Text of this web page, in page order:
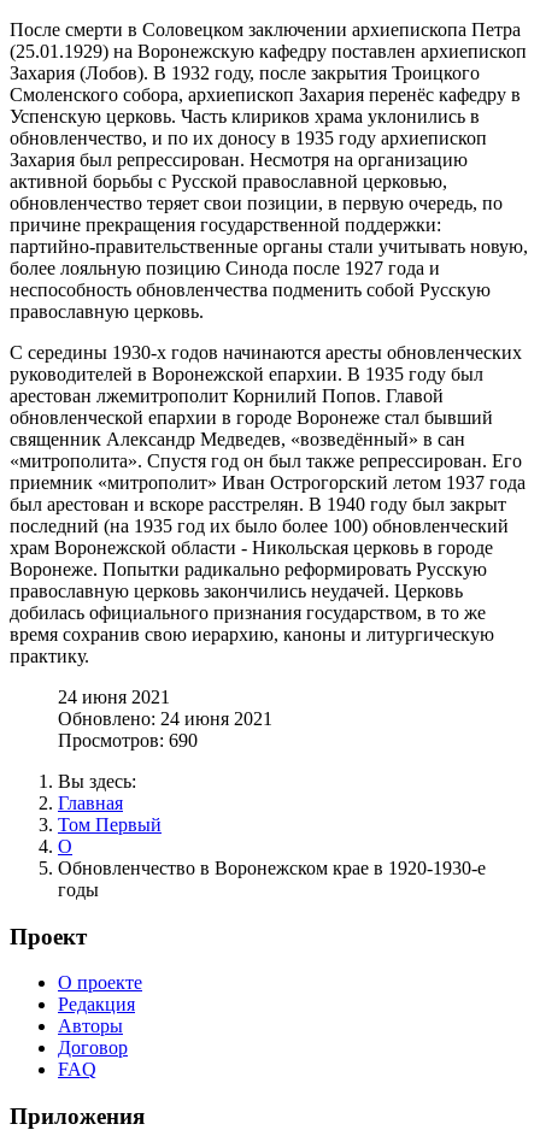
После смерти в Соловецком заключении архиепископа Петра
(25.01.1929) на Воронежскую кафедру поставлен архиепископ
Захария (Лобов). В 1932 году, после закрытия Троицкого
Смоленского собора, архиепископ Захария перенёс кафедру в
Успенскую церковь. Часть клириков храма уклонились в
обновленчество, и по их доносу в 1935 году архиепископ
Захария был репрессирован. Несмотря на организацию
активной борьбы с Русской православной церковью,
обновленчество теряет свои позиции, в первую очередь, по
причине прекращения государственной поддержки:
партийно-правительственные органы стали учитывать новую,
более лояльную позицию Синода после 1927 года и
неспособность обновленчества подменить собой Русскую
православную церковь.
С середины 1930-х годов начинаются аресты обновленческих
руководителей в Воронежской епархии. В 1935 году был
арестован лжемитрополит Корнилий Попов. Главой
обновленческой епархии в городе Воронеже стал бывший
священник Александр Медведев, «возведённый» в сан
«митрополита». Спустя год он был также репрессирован. Его
приемник «митрополит» Иван Острогорский летом 1937 года
был арестован и вскоре расстрелян. В 1940 году был закрыт
последний (на 1935 год их было более 100) обновленческий
храм Воронежской области - Никольская церковь в городе
Воронеже. Попытки радикально реформировать Русскую
православную церковь закончились неудачей. Церковь
добилась официального признания государством, в то же
время сохранив свою иерархию, каноны и литургическую
практику.
24 июня 2021
Обновлено: 24 июня 2021
Просмотров: 690
Вы здесь:
Главная
Том Первый
О
Обновленчество в Воронежском крае в 1920-1930-е
годы
Проект
О проекте
Редакция
Авторы
Договор
FAQ
Приложения